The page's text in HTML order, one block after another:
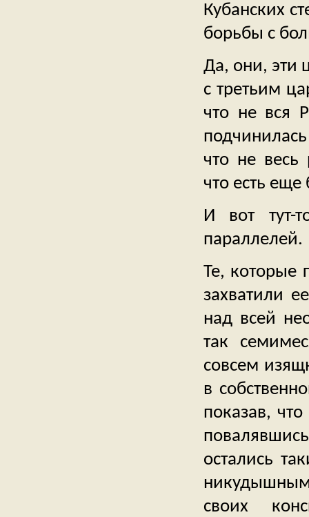
Кубанских
борьбы с
Да, они, эти
с третьим
что не вся
что не весь
что есть
И вот тут-
параллелей.
Те, которые
захватили
над всей
так
совсем
в
показав,
остались
своих